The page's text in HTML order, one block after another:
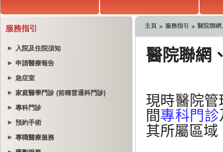
服務指引
入院及住院須知
申請醫療報告
急症室
家庭醫學門診 (前稱普通科門診)
專科門診
預約手術
專職醫療服務
主頁 服務指引 醫院聯網